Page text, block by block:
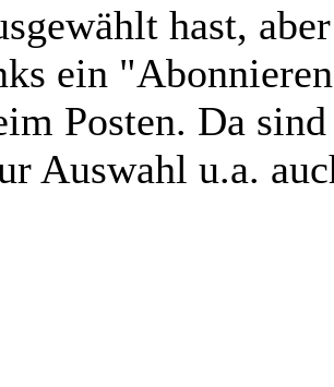
hast,
ein
Posten. Da
Auswahl u.a.